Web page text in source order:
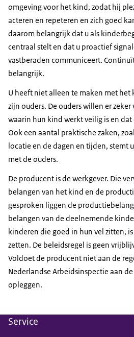
omgeving voor het kind, zodat hij
acteren en repeteren en zich goed
daarom belangrijk dat u als
centraal stelt en dat u proactief
vastberaden communiceert.
belangrijk.
U heeft niet alleen te maken met het
zijn ouders. De ouders willen er
waarin hun kind werkt veilig is en
Ook een aantal praktische zaken,
locatie en de dagen en tijden, stemt
met de ouders.
De producent is de werkgever. Die
belangen van het kind en de
gesproken liggen de
belangen van de deelnemende
kinderen die goed in hun vel zitten,
zetten. De beleidsregel is geen
Voldoet de producent niet aan de
Nederlandse Arbeidsinspectie aan
opleggen.
Service